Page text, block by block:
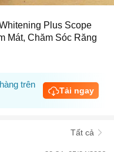
Plus Scope
Mát, Chăm Sóc Răng
trên
Tải ngay
Tất cả